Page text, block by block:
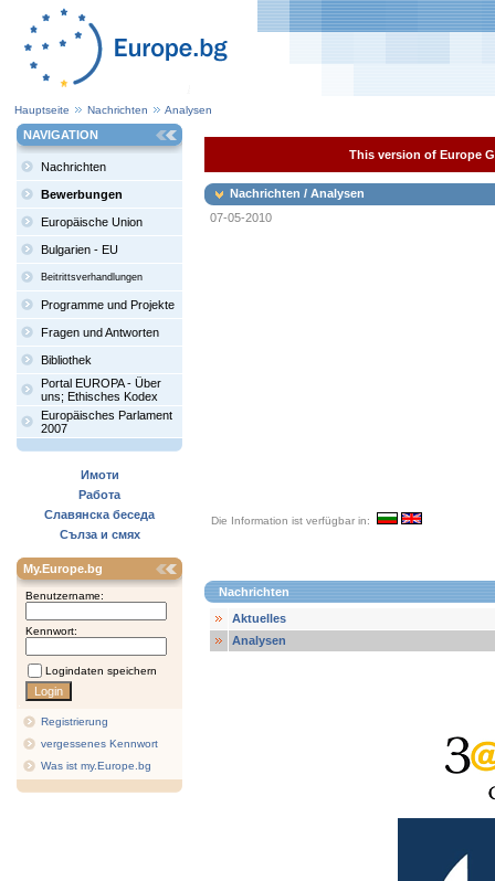
Hauptseite Nachrichten Analysen
NAVIGATION
Nachrichten
Bewerbungen
Europäische Union
Bulgarien - EU
Beitrittsverhandlungen
Programme und Projekte
Fragen und Antworten
Bibliothek
Portal EUROPA - Über
uns; Ethisches Kodex
Europäisches Parlament
2007
Имоти
Работа
Славянска беседа
Сълза и смях
My.Europe.bg
Benutzername:
Kennwort:
Logindaten speichern
Registrierung
vergessenes Kennwort
Was ist my.Europe.bg
This version of Europe
Nachrichten / Analysen
07-05-2010
Die Information ist verfügbar in:
Nachrichten
Aktuelles
Analysen